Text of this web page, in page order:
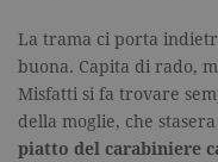
La trama ci porta
buona. Capita di rado,
Misfatti si fa trovare
della moglie, che
piatto del carabiniere